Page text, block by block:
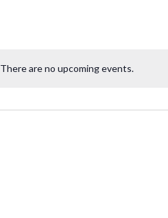
There are no upcoming events.